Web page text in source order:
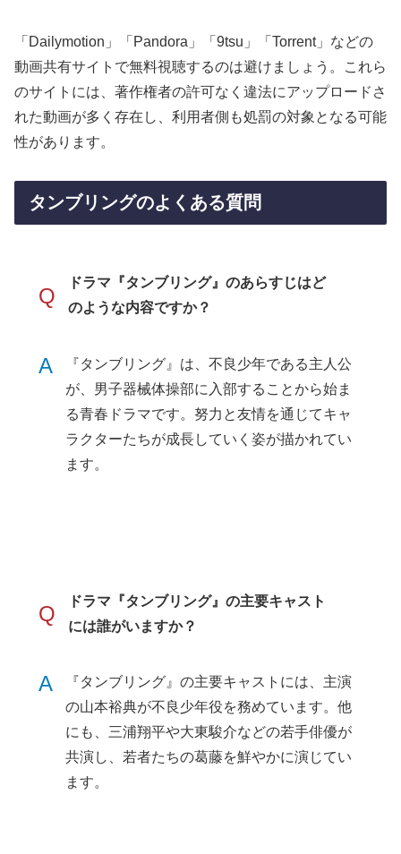
「Dailymotion」「Pandora」「9tsu」「Torrent」などの
動画共有サイトで無料視聴するのは避けましょう。これら
のサイトには、著作権者の許可なく違法にアップロードさ
れた動画が多く存在し、利用者側も処罰の対象となる可能
性があります。
タンブリングのよくある質問
Q
ドラマ『タンブリング』のあらすじはど
のような内容ですか？
A
『タンブリング』は、不良少年である主人公
が、男子器械体操部に入部することから始ま
る青春ドラマです。努力と友情を通じてキャ
ラクターたちが成長していく姿が描かれてい
ます。
Q
ドラマ『タンブリング』の主要キャスト
には誰がいますか？
A
『タンブリング』の主要キャストには、主演
の山本裕典が不良少年役を務めています。他
にも、三浦翔平や大東駿介などの若手俳優が
共演し、若者たちの葛藤を鮮やかに演じてい
ます。